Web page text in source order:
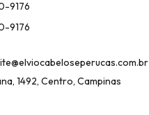
9176
9176
1492, Centro, Campinas